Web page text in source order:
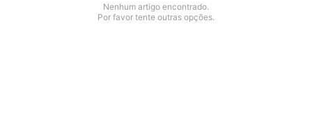
Nenhum artigo encontrado.
Por favor tente outras opções.